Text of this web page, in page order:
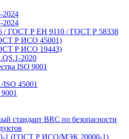
/ ГОСТ Р ЕН 9110 / ГОСТ Р 58338
Р ИСО 45001)
Р ИСО 19443)
2020
ISO 9001
ISO 45001
стандарт BRC по безопасности
1 (ГОСТ Р ИСО/МЭК 20000-1)